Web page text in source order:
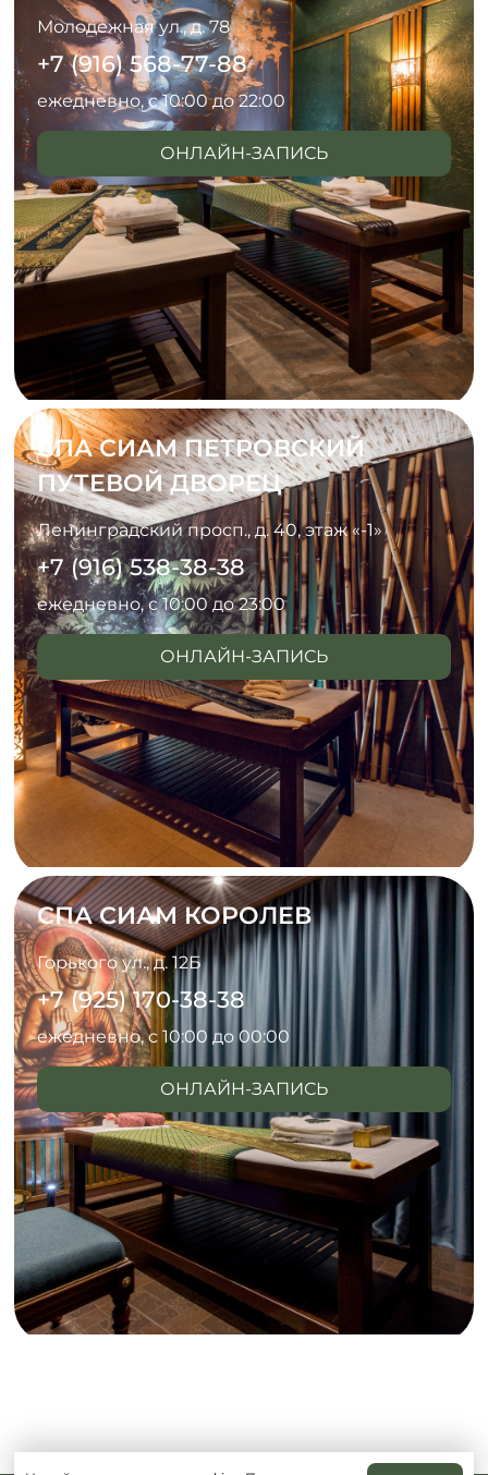
Молодежная ул., д. 78
+7 (916) 568-77-88
ежедневно, с 10:00 до 22:00
ОНЛАЙН-ЗАПИСЬ
СПА СИАМ ПЕТРОВСКИЙ
ПУТЕВОЙ ДВОРЕЦ
Ленинградский просп., д. 40, этаж «-1»
+7 (916) 538-38-38
ежедневно, с 10:00 до 23:00
ОНЛАЙН-ЗАПИСЬ
СПА СИАМ КОРОЛЕВ
Горького ул., д. 12Б
+7 (925) 170-38-38
ежедневно, с 10:00 до 00:00
ОНЛАЙН-ЗАПИСЬ